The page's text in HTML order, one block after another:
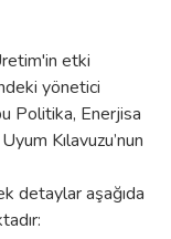
etki
yönetici
Politika, Enerjisa
Kılavuzu’nun
detaylar aşağıda